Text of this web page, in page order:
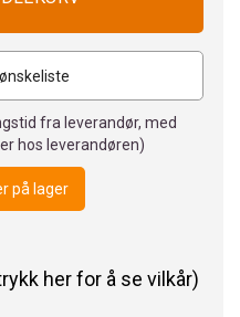
fra leverandør, med
hos leverandøren)
på lager
her for å se vilkår)